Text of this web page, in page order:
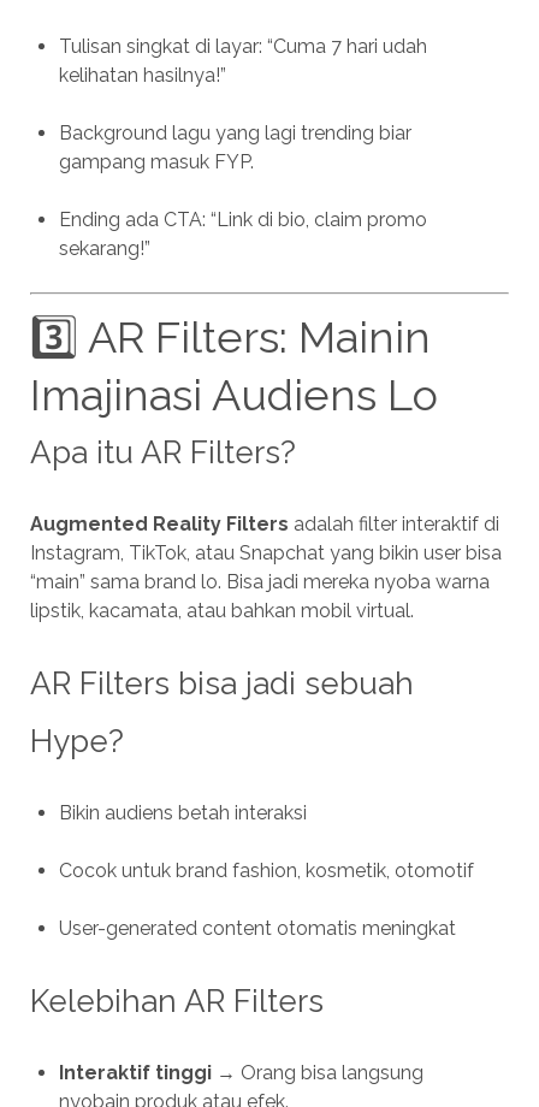
Tulisan singkat di layar: “Cuma 7 hari udah
kelihatan hasilnya!”
Background lagu yang lagi trending biar
gampang masuk FYP.
Ending ada CTA: “Link di bio, claim promo
sekarang!”
3️⃣ AR Filters: Mainin
Imajinasi Audiens Lo
Apa itu AR Filters?
Augmented Reality Filters adalah filter interaktif di
Instagram, TikTok, atau Snapchat yang bikin user bisa
“main” sama brand lo. Bisa jadi mereka nyoba warna
lipstik, kacamata, atau bahkan mobil virtual.
AR Filters bisa jadi sebuah
Hype?
Bikin audiens betah interaksi
Cocok untuk brand fashion, kosmetik, otomotif
User-generated content otomatis meningkat
Kelebihan AR Filters
Interaktif tinggi→ Orang bisa langsung
nyobain produk atau efek.